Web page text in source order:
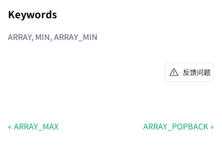
Keywords
ARRAY, MIN, ARRAY_MIN
反馈问题
ARRAY_MAX ARRAY_POPBACK